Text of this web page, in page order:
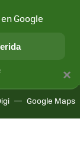
Google Maps
×
Google